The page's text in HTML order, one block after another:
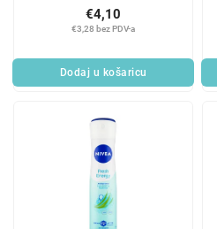
€3,28 bez PDV-a
€4,10
Dodaj u košaricu